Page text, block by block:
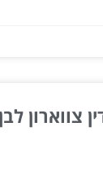
צווארון לבן